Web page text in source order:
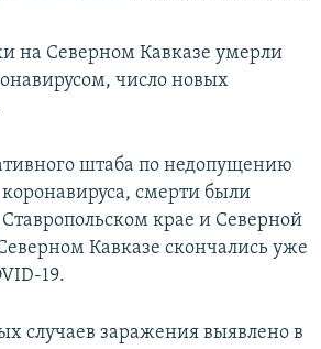
на Северном Кавказе умерли
число новых
штаба по недопущению
смерти были
крае и Северной
Кавказе скончались уже
19.
случаев заражения выявлено в